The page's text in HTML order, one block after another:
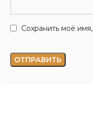
Сохранить моё